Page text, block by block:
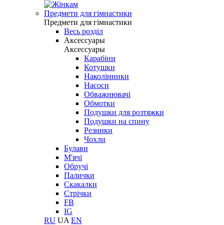
Предмети для гімнастики
Предмети для гімнастики
Весь розділ
Аксессуары
Аксессуары
Карабіни
Котушки
Наколінники
Насоси
Обважнювачі
Обмотки
Подушки для розтяжки
Подушки на спину
Резинки
Чохли
Булави
М'ячі
Обручі
Палички
Скакалки
Стрічки
FB
IG
RU UA EN